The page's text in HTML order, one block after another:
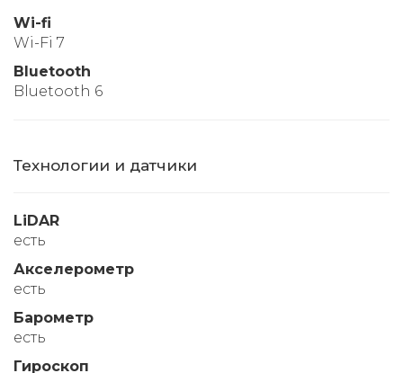
Wi-fi
Wi-Fi 7
Bluetooth
Bluetooth 6
Технологии и датчики
LiDAR
есть
Акселерометр
есть
Барометр
есть
Гироскоп